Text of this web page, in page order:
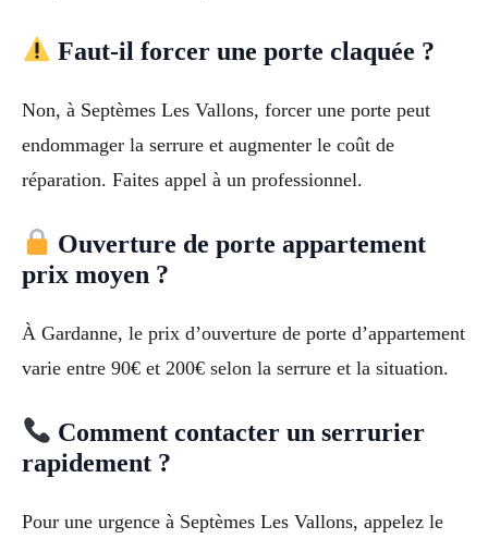
Faut-il forcer une porte claquée ?
Non, à Septèmes Les Vallons, forcer une porte peut
endommager la serrure et augmenter le coût de
réparation. Faites appel à un professionnel.
Ouverture de porte appartement
prix moyen ?
À Gardanne, le prix d’ouverture de porte d’appartement
varie entre 90€ et 200€ selon la serrure et la situation.
Comment contacter un serrurier
rapidement ?
Pour une urgence à Septèmes Les Vallons, appelez le